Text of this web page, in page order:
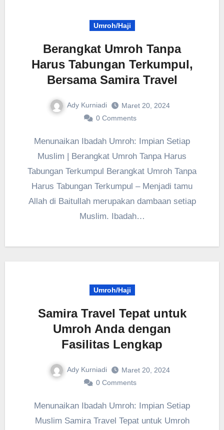
Umroh/Haji
Berangkat Umroh Tanpa
Harus Tabungan Terkumpul,
Bersama Samira Travel
Ady Kurniadi
Maret 20, 2024
0 Comments
Menunaikan Ibadah Umroh: Impian Setiap
Muslim | Berangkat Umroh Tanpa Harus
Tabungan Terkumpul Berangkat Umroh Tanpa
Harus Tabungan Terkumpul – Menjadi tamu
Allah di Baitullah merupakan dambaan setiap
Muslim. Ibadah…
Umroh/Haji
Samira Travel Tepat untuk
Umroh Anda dengan
Fasilitas Lengkap
Ady Kurniadi
Maret 20, 2024
0 Comments
Menunaikan Ibadah Umroh: Impian Setiap
Muslim Samira Travel Tepat untuk Umroh